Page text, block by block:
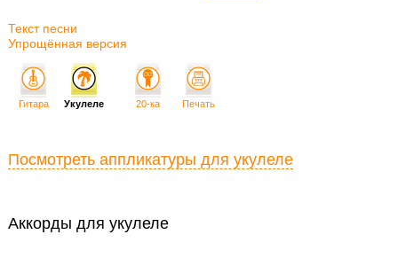
Текст песни
Упрощённая версия
Аккорды для укулеле
Гитара Укулеле 20-ка Печать
Посмотреть аппликатуры для укулеле